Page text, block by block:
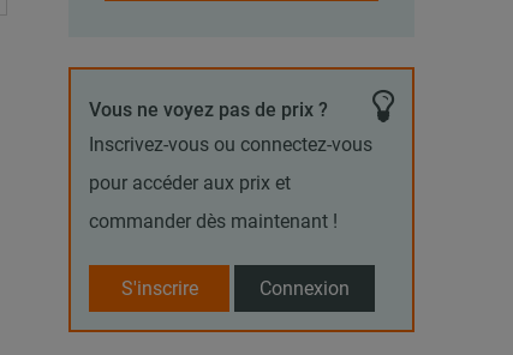
Vous ne voyez pas de prix ?
Inscrivez-vous ou connectez-vous
pour accéder aux prix et
commander dès maintenant !
S'inscrire Connexion